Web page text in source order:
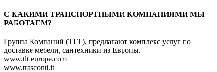
C КАКИМИ ТРАНСПОРТНЫМИ КОМПАНИЯМИ МЫ
РАБОТАЕМ?
Группа Компаний (TLT), предлагают комплекс услуг по
доставке мебели, сантехники из Европы.
www.tlt-europe.com
www.trasconti.it